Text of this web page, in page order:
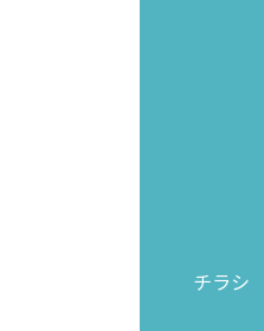
チラシ